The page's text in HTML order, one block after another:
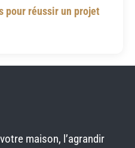
pour réussir un projet
maison, l’agrandir